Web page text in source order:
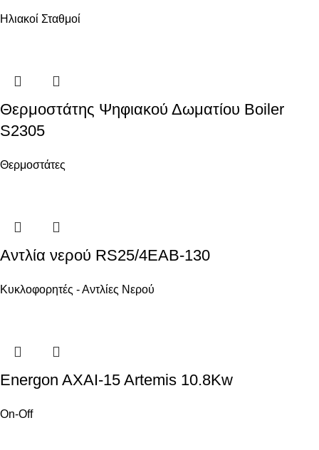
Ηλιακοί Σταθμοί
Θερμοστάτης Ψηφιακού Δωματίου Boiler
S2305
Θερμοστάτες
Αντλία νερού RS25/4EAB-130
Κυκλοφορητές - Αντλίες Νερού
Energon AXAI-15 Artemis 10.8Kw
On-Off